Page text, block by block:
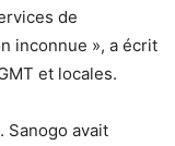
de
inconnue », a écrit
et locales.
Sanogo avait